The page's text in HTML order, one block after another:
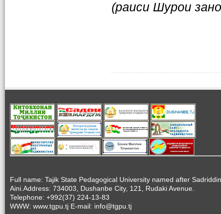
(раиси Шурои
Full name: Tajik State Pedagogical University named after Sadriddin
Aini.Address: 734003, Dushanbe City, 121, Rudaki Avenue.
Telephone: +992(37) 224-13-83
WWW: www.tgpu.tj E-mail: info@tgpu.tj